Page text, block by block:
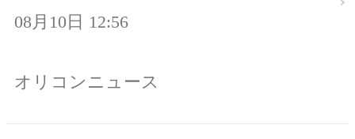
08月10日 12:56
オリコンニュース